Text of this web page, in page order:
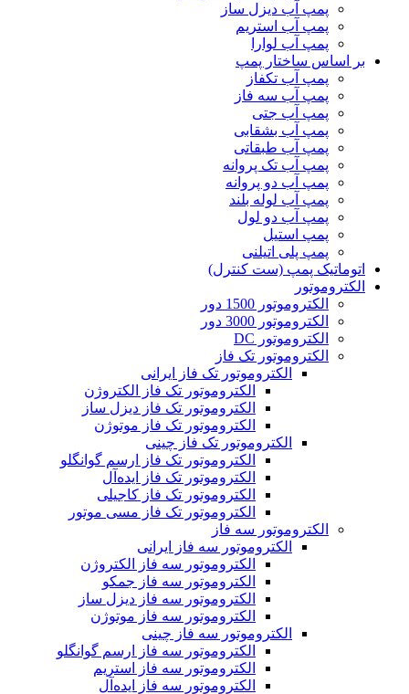
پمپ آب دیزل ساز
پمپ آب استریم
پمپ آب لوارا
بر اساس ساختار پمپ
پمپ آب تکفاز
پمپ آب سه فاز
پمپ آب جتی
پمپ آب بشقابی
پمپ آب طبقاتی
پمپ آب تک پروانه
پمپ آب دو پروانه
پمپ آب لوله بلند
پمپ آب دو لول
پمپ استیل
پمپ پلی اتیلنی
اتوماتیک پمپ (ست کنترل)
الکتروموتور
الکتروموتور 1500 دور
الکتروموتور 3000 دور
الکتروموتور DC
الکتروموتور تک فاز
الکتروموتور تک فاز ایرانی
الکتروموتور تک فاز الکتروژن
الکتروموتور تک فاز دیزل ساز
الکتروموتور تک فاز موتوژن
الکتروموتور تک فاز چینی
الکتروموتور تک فاز ارسم گوانگلو
الکتروموتور تک فاز ایده‌آل
الکتروموتور تک فاز کاجیلی
الکتروموتور تک فاز مسی موتور
الکتروموتور سه فاز
الکتروموتور سه فاز ایرانی
الکتروموتور سه فاز الکتروژن
الکتروموتور سه فاز جمکو
الکتروموتور سه فاز دیزل ساز
الکتروموتور سه فاز موتوژن
الکتروموتور سه فاز چینی
الکتروموتور سه فاز ارسم گوانگلو
الکتروموتور سه فاز استریم
الکتروموتور سه فاز ایده‌آل